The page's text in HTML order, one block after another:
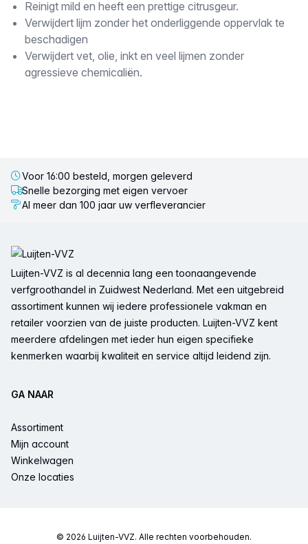
Reinigt mild en heeft een prettige citrusgeur.
Verwijdert lijm zonder het onderliggende oppervlak te
beschadigen
Verwijdert vet, olie, inkt en veel lijmen zonder
agressieve chemicaliën.
Voor 16:00 besteld, morgen geleverd
Snelle bezorging met eigen vervoer
Al meer dan 100 jaar uw verfleverancier
Luijten-VVZ is al decennia lang een toonaangevende
verfgroothandel in Zuidwest Nederland. Met een uitgebreid
assortiment kunnen wij iedere professionele vakman en
retailer voorzien van de juiste producten. Luijten-VVZ kent
meerdere afdelingen met ieder hun eigen specifieke
kenmerken waarbij kwaliteit en service altijd leidend zijn.
GA NAAR
Assortiment
Mijn account
Winkelwagen
Onze locaties
© 2026 Luijten-VVZ. Alle rechten voorbehouden.